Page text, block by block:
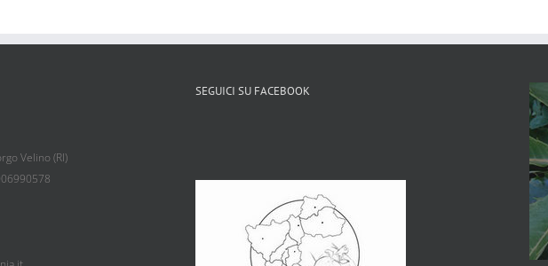
Velino (RI)
SEGUICI SU FACEBOOK